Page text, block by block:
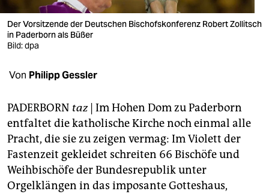
verlag
veranstaltungen
unterstützen
abo
genossenschaft
epaper login
Der Vorsitzende der Deutschen Bischofskonferenz Robert Zollitsch
in Paderborn als Büßer
Bild: dpa
Von Philipp Gessler
PADERBORN taz| Im Hohen Dom zu Paderborn
entfaltet die katholische Kirche noch einmal alle
Pracht, die sie zu zeigen vermag: Im Violett der
Fastenzeit gekleidet schreiten 66 Bischöfe und
Weihbischöfe der Bundesrepublik unter
Orgelklängen in das imposante Gotteshaus,